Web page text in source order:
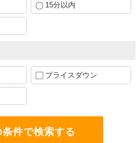
15分以内
プライスダウン